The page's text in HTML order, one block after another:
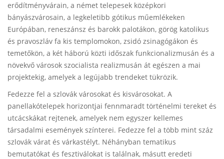
erődítményvárain, a német telepesek középkori
bányászvárosain, a legkeletibb gótikus műemlékeken
Európában, reneszánsz és barokk palotákon, görög katolikus
és pravoszláv fa kis templomokon, zsidó zsinagógákon és
temetőkön, a két háború közti időszak funkcionalizmusán és a
növekvő városok szocialista realizmusán át egészen a mai
projektekig, amelyek a legújabb trendeket tükrözik.
Fedezze fel a szlovák városokat és kisvárosokat. A
panellakótelepek horizontjai fennmaradt történelmi tereket és
utcácskákat rejtenek, amelyek nem egyszer kellemes
társadalmi események színterei. Fedezze fel a több mint száz
szlovák várat és várkastélyt. Néhányban tematikus
bemutatókat és fesztiválokat is találnak, másutt eredeti